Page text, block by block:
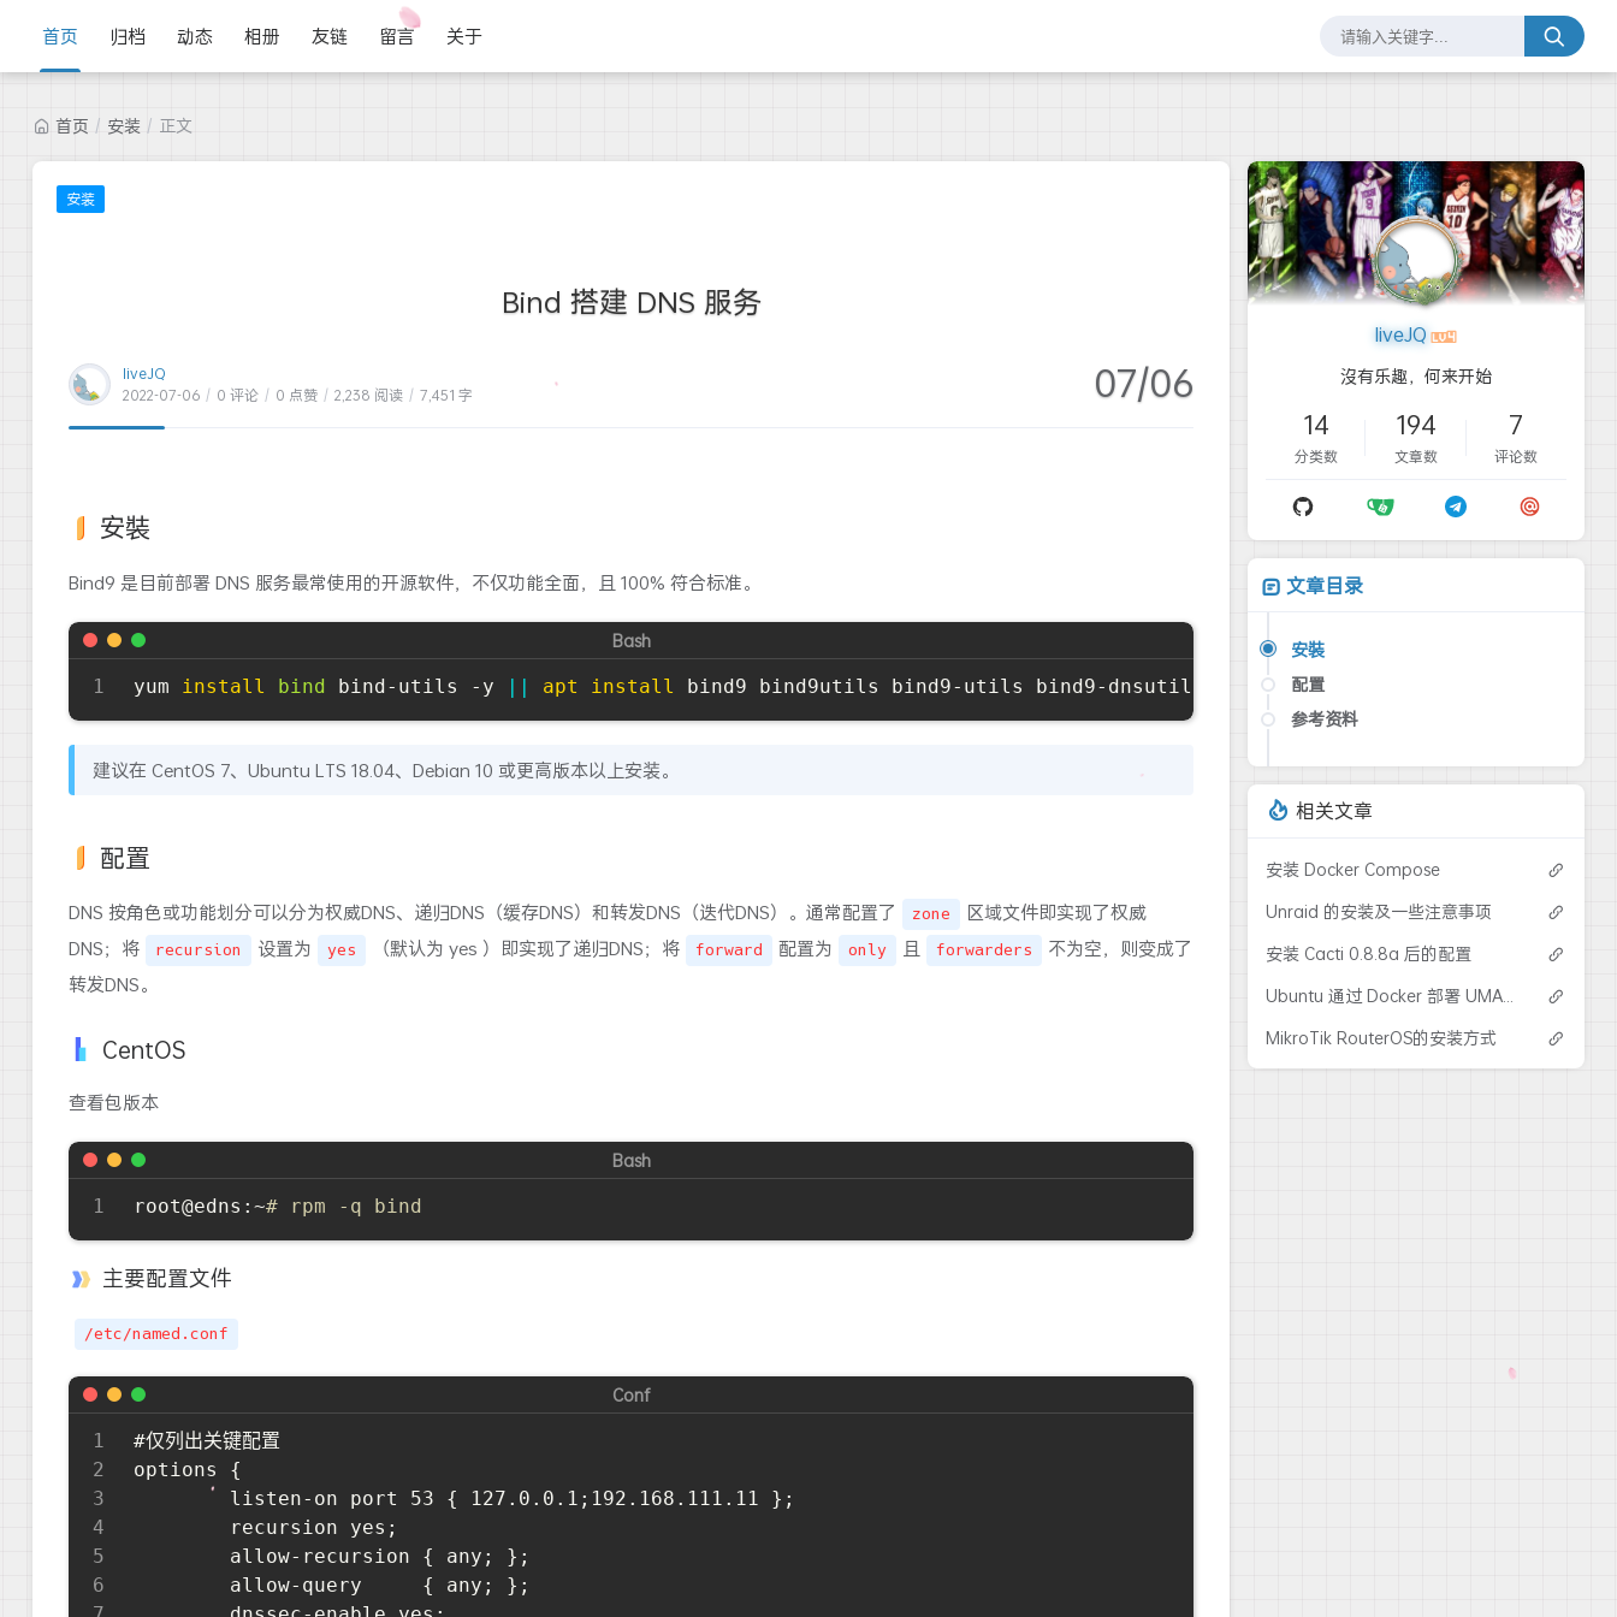
首页 归档 动态 相册 友链 留言 关于
首页 / 安装 / 正文
安装
Bind 搭建 DNS 服务
liveJQ
2022-07-06 / 0 评论 / 0 点赞 / 2,238 阅读 / 7,451 字 07/06
安裝
Bind9 是目前部署 DNS 服务最常使用的开源软件，不仅功能全面，且 100% 符合标准。
yum install bind bind-utils -y || apt install
建议在 CentOS 7、Ubuntu LTS 18.04、Debian 10 或更高版本以上安装。
配置
DNS 按角色或功能划分可以分为权威DNS、递归DNS（缓存DNS）和转发DNS（迭代DNS）。通常配置了 zone
区域文件即实现了权威
DNS；将
recursion 设置为 yes （默认为 yes ）即实现了递归DNS；将 forward 配置为 only 且 forwarders
不为空，则变成了
转发DNS。
CentOS
查看包版本
root@edns:~# rpm -q bind
主要配置文件
/etc/named.conf
#仅列出关键配置
options {
        listen-on port 53 { 127.0.0.1;192.168.111.11 };
        recursion yes;
liveJQ
沒有乐趣，何来开始
14
分类数
194
文章数
7
评论数
文章目录
安裝
配置
CentOS
新建区域文件
正向解析
检查配置语法和一致性
检查文件权限
重启服务
主要配置文件
重启服务
参考资料
相关文章
安装 Docker Compose
Unraid 的安装及一些注意事项
安装 Cacti 0.8.8a 后的配置
Ubuntu 通过 Docker 部署 UMAMI 网站监控
MikroTik RouterOS的安装方式